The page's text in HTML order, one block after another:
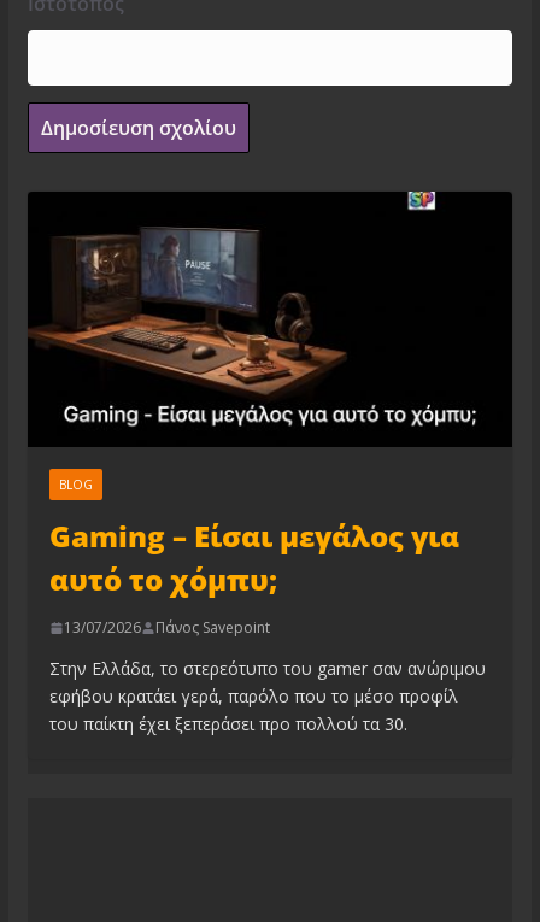
BLOG
Gaming – Είσαι μεγάλος για
αυτό το χόμπυ;
13/07/2026 Πάνος Savepoint
Στην Ελλάδα, το στερεότυπο του gamer σαν ανώριμου
εφήβου κρατάει γερά, παρόλο που το μέσο προφίλ
του παίκτη έχει ξεπεράσει προ πολλού τα 30.